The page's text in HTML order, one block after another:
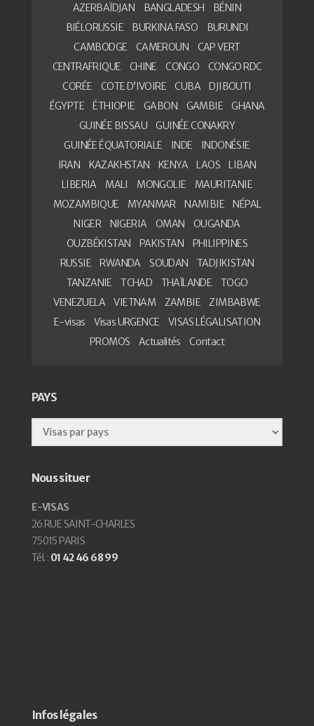
AZERBAÏDJAN
BANGLADESH
BÉNIN
BIÉLORUSSIE
BURKINA FASO
BURUNDI
CAMBODGE
CAMEROUN
CAP VERT
CENTRAFRIQUE
CHINE CONGO
CONGO RDC
CORÉE
COTE D’IVOIRE CUBA
DJIBOUTI
ÉGYPTE
ÉTHIOPIE GABON GAMBIE
GHANA
GUINÉE BISSAU
GUINÉE CONAKRY
GUINÉE ÉQUATORIALE
INDE
INDONÉSIE
IRAN
KAZAKHSTAN KENYA LAOS
LIBAN
LIBERIA
MALI MONGOLIE
MAURITANIE
MOZAMBIQUE
MYANMAR NAMIBIE
NÉPAL
NIGER
NIGERIA OMAN
OUGANDA
OUZBÉKISTAN
PAKISTAN
PHILIPPINES
RUSSIE
RWANDA SOUDAN
TADJIKISTAN
TANZANIE
TCHAD THAÏLANDE
TOGO
VENEZUELA
VIETNAM ZAMBIE
ZIMBABWE
E-visas
Visas URGENCE
VISAS LÉGALISATION
PROMOS
Actualités Contact
PAYS
Nous situer
E-VISAS
26 RUE SAINT-CHARLES
75015 PARIS
Tél. : 01 42 46 68 99
Infos légales